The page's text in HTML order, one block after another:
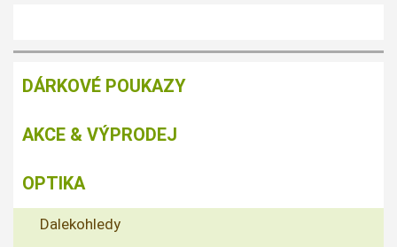
DÁRKOVÉ POUKAZY
AKCE & VÝPRODEJ
OPTIKA
Dalekohledy